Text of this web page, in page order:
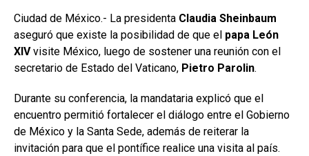
Ciudad de México.- La presidenta Claudia Sheinbaum
aseguró que existe la posibilidad de que el papa León
XIVvisite México, luego de sostener una reunión con el
secretario de Estado del Vaticano, Pietro Parolin.
Durante su conferencia, la mandataria explicó que el
encuentro permitió fortalecer el diálogo entre el Gobierno
de México y la Santa Sede, además de reiterar la
invitación para que el pontífice realice una visita al país.